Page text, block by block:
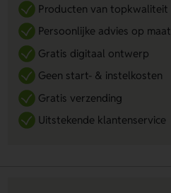
Producten van topkwaliteit
Persoonlijke advies op maat
Gratis digitaal ontwerp
Geen start- & instelkosten
Gratis verzending
Uitstekende klantenservice